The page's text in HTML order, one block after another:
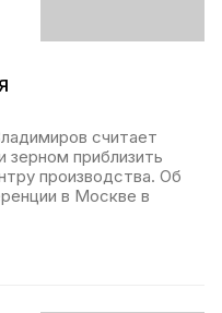
считает
приблизить
производства. Об
в Москве в